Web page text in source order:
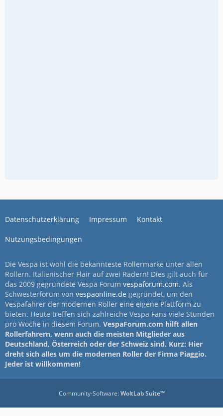
Datenschutzerklärung Impressum Kontakt
Nutzungsbedingungen
Die Vespa ist wohl die bekannteste Rollermarke unter allen
Rollern. Italienischer Flair auf zwei Rädern! Dies gilt auch für
das 2009 gegründete Vespa Forum vespaforum.com. Als
Schwesterforum von vespaonline.de gegründet, um den
Vespafahrer der modernen Roller eine eigene Plattform zu
bieten. Heute treffen sich zahlreiche Vespa Fans viele Stunden
pro Woche in diesem Forum. VespaForum.com hilft allen
Rollerfahrern, wenn auch die meisten Mitglieder aus
Deutschland, Österreich oder der Schweiz sind. Kurz: Hier
dreht sich alles um die modernen Roller der Firma Piaggio.
Jeder ist willkommen!
Community-Software:WoltLab Suite™